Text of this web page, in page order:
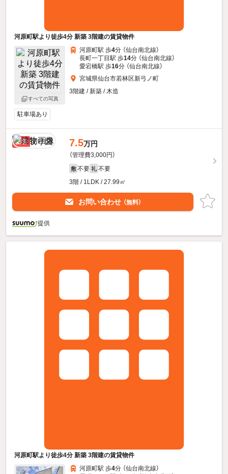
河原町駅より徒歩4分 新築 3階建の賃貸物件
すべての写真
河原町駅 歩4分 （仙台南北線）
長町一丁目駅 歩14分 （仙台南北線）
愛宕橋駅 歩16分 （仙台南北線）
宮城県仙台市若林区新弓ノ町
3階建 / 新築 / 木造
駐車場あり
新着 7.5万円
（管理費3,000円）
敷 不要 礼 不要
3階 / 1LDK / 27.99㎡
お問い合わせ （無料）
提供
河原町駅より徒歩4分 新築 3階建の賃貸物件
河原町駅 歩4分 （仙台南北線）